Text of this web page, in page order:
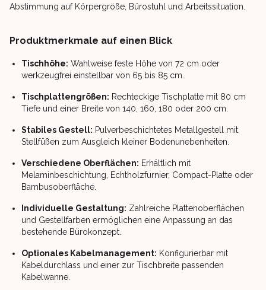
Abstimmung auf Körpergröße, Bürostuhl und Arbeitssituation.
Produktmerkmale auf einen Blick
Tischhöhe: Wahlweise feste Höhe von 72 cm oder
werkzeugfrei einstellbar von 65 bis 85 cm.
Tischplattengrößen: Rechteckige Tischplatte mit 80 cm
Tiefe und einer Breite von 140, 160, 180 oder 200 cm.
Stabiles Gestell: Pulverbeschichtetes Metallgestell mit
Stellfüßen zum Ausgleich kleiner Bodenunebenheiten.
Verschiedene Oberflächen: Erhältlich mit
Melaminbeschichtung, Echtholzfurnier, Compact-Platte oder
Bambusoberfläche.
Individuelle Gestaltung: Zahlreiche Plattenoberflächen
und Gestellfarben ermöglichen eine Anpassung an das
bestehende Bürokonzept.
Optionales Kabelmanagement: Konfigurierbar mit
Kabeldurchlass und einer zur Tischbreite passenden
Kabelwanne.